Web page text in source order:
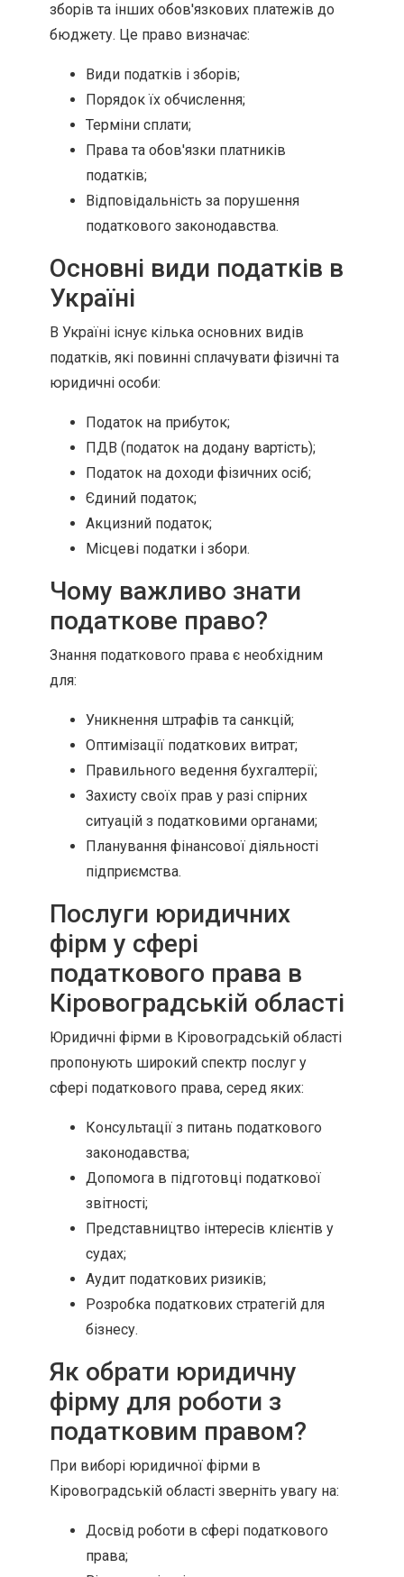
зборів та інших обов'язкових платежів до
бюджету. Це право визначає:
Види податків і зборів;
Порядок їх обчислення;
Терміни сплати;
Права та обов'язки платників
податків;
Відповідальність за порушення
податкового законодавства.
Основні види податків в
Україні
В Україні існує кілька основних видів
податків, які повинні сплачувати фізичні та
юридичні особи:
Податок на прибуток;
ПДВ (податок на додану вартість);
Податок на доходи фізичних осіб;
Єдиний податок;
Акцизний податок;
Місцеві податки і збори.
Чому важливо знати
податкове право?
Знання податкового права є необхідним
для:
Уникнення штрафів та санкцій;
Оптимізації податкових витрат;
Правильного ведення бухгалтерії;
Захисту своїх прав у разі спірних
ситуацій з податковими органами;
Планування фінансової діяльності
підприємства.
Послуги юридичних
фірм у сфері
податкового права в
Кіровоградській області
Юридичні фірми в Кіровоградській області
пропонують широкий спектр послуг у
сфері податкового права, серед яких:
Консультації з питань податкового
законодавства;
Допомога в підготовці податкової
звітності;
Представництво інтересів клієнтів у
судах;
Аудит податкових ризиків;
Розробка податкових стратегій для
бізнесу.
Як обрати юридичну
фірму для роботи з
податковим правом?
При виборі юридичної фірми в
Кіровоградській області зверніть увагу на:
Досвід роботи в сфері податкового
права;